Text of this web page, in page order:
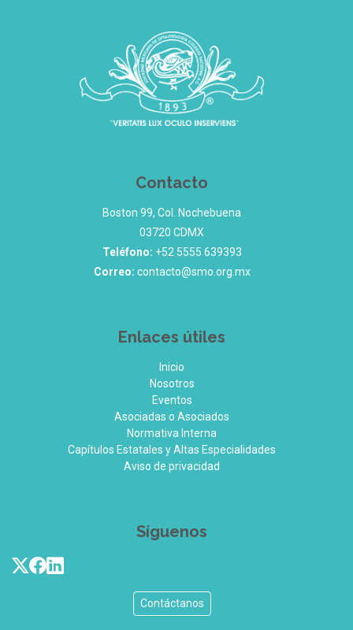
Contacto
Boston 99, Col. Nochebuena
03720 CDMX
Teléfono: +52 5555 639393
Correo: contacto@smo.org.mx
Enlaces útiles
Inicio
Nosotros
Eventos
Asociadas o Asociados
Normativa Interna
Capítulos Estatales y Altas Especialidades
Aviso de privacidad
Sí­guenos
Contáctanos